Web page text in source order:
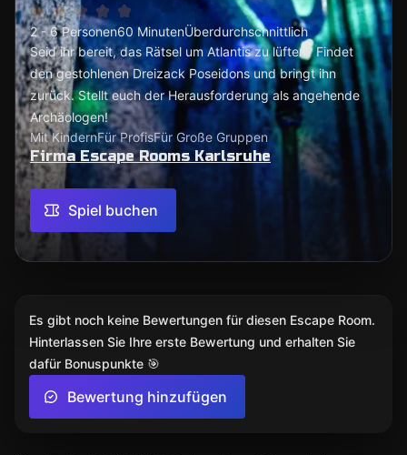
2 - 6 Personen60 MinutenÜberdurchschnittlich
Seid ihr bereit, das Rätsel um Atlantis zu lüften? Findet
den gestohlenen Dreizack Poseidons und bringt ihn
zurück. Stellt euch der Herausforderung als angehende
Archäologen!
Mit KindernFür ProfisFür Große Gruppen
Firma Escape Rooms Karlsruhe
Spiel buchen
Es gibt noch keine Bewertungen für diesen Escape Room.
Hinterlassen Sie Ihre erste Bewertung und erhalten Sie
dafür Bonuspunkte 🎯
Bewertung hinzufügen